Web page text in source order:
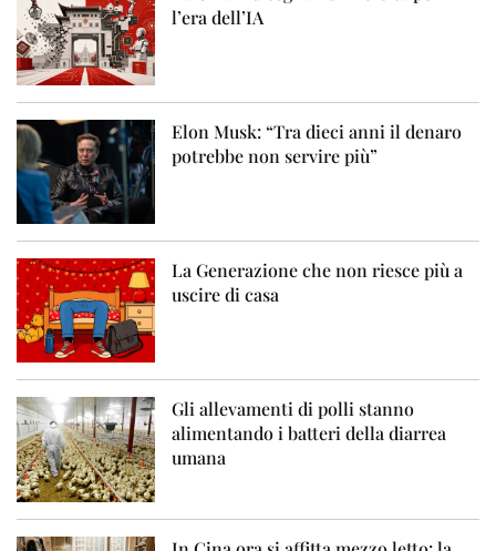
l’era dell’IA
Elon Musk: “Tra dieci anni il denaro
potrebbe non servire più”
La Generazione che non riesce più a
uscire di casa
Gli allevamenti di polli stanno
alimentando i batteri della diarrea
umana